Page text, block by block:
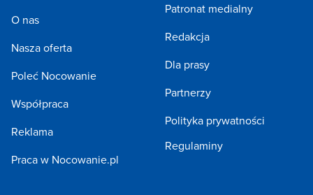
O nas
Nasza oferta
Poleć Nocowanie
Współpraca
Reklama
Praca w Nocowanie.pl
Patronat medialny
Redakcja
Dla prasy
Partnerzy
Polityka prywatności
Regulaminy